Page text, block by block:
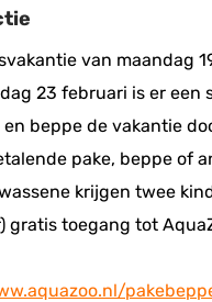
van maandag
23 februari is er een
beppe de vakantie
pake, beppe of
krijgen twee
gratis toegang tot